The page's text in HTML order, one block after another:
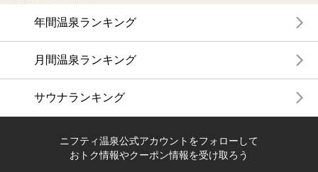
年間温泉ランキング
月間温泉ランキング
サウナランキング
ニフティ温泉公式アカウントをフォローして
おトク情報やクーポン情報を受け取ろう